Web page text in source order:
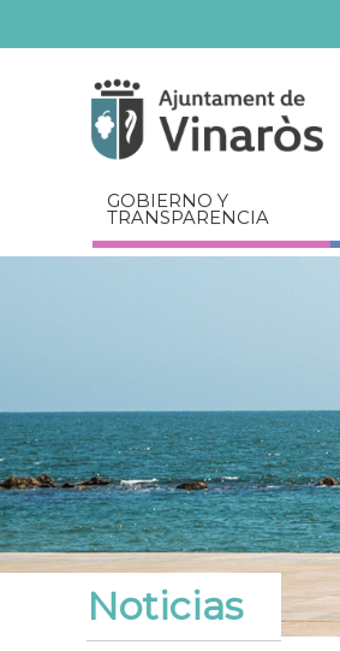
relacionados
GOBIERNO Y
TRANSPARENCIA
Noticias